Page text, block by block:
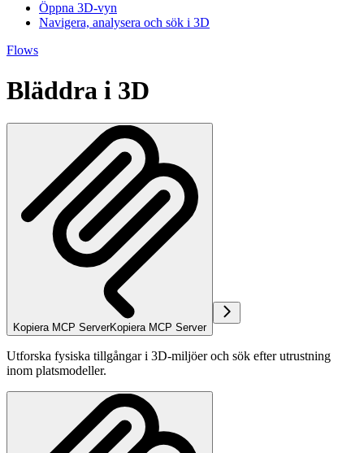
Öppna 3D-vyn
Navigera, analysera och sök i 3D
Flows
Bläddra i 3D
Kopiera MCP ServerKopiera MCP Server
Utforska fysiska tillgångar i 3D-miljöer och sök efter utrustning
inom platsmodeller.